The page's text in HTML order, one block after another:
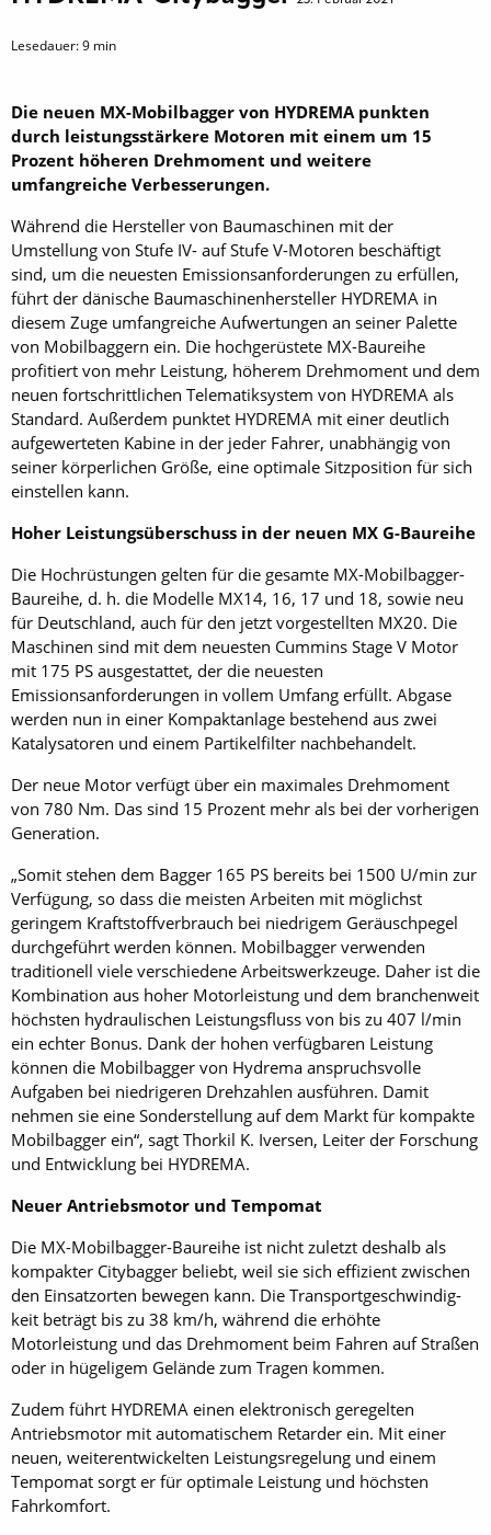
Lesedauer:9 min
Die neuen MX-Mobilbagger von HYDREMA punkten
durch leistungsstärkere Motoren mit einem um 15
Prozent höheren Drehmoment und weitere
umfangreiche Verbesserungen.
Während die Hersteller von Baumaschinen mit der
Umstellung von Stufe IV- auf Stufe V-Motoren beschäftigt
sind, um die neuesten Emissionsanforderungen zu erfüllen,
führt der dänische Baumaschinenhersteller HYDREMA in
diesem Zuge umfangreiche Aufwertungen an seiner Palette
von Mobilbaggern ein. Die hochgerüstete MX-Baureihe
profitiert von mehr Leistung, höherem Drehmoment und dem
neuen fortschrittlichen Telematiksystem von HYDREMA als
Standard. Außerdem punktet HYDREMA mit einer deutlich
aufgewerteten Kabine in der jeder Fahrer, unabhängig von
seiner körperlichen Größe, eine optimale Sitzposition für sich
einstellen kann.
Hoher Leistungsüberschuss in der neuen MX G-Baureihe
Die Hochrüstungen gelten für die gesamte MX-Mobilbagger-
Baureihe, d. h. die Modelle MX14, 16, 17 und 18, sowie neu
für Deutschland, auch für den jetzt vorgestellten MX20. Die
Maschinen sind mit dem neuesten Cummins Stage V Motor
mit 175 PS ausgestattet, der die neuesten
Emissionsanforderungen in vollem Umfang erfüllt. Abgase
werden nun in einer Kompaktanlage bestehend aus zwei
Katalysatoren und einem Partikelfilter nachbehandelt.
Der neue Motor verfügt über ein maximales Drehmoment
von 780 Nm. Das sind 15 Prozent mehr als bei der vorherigen
Generation.
„Somit stehen dem Bagger 165 PS bereits bei 1500 U/min zur
Verfügung, so dass die meisten Arbeiten mit möglichst
geringem Kraftstoffverbrauch bei niedrigem Geräuschpegel
durchgeführt werden können. Mobilbagger verwenden
traditionell viele verschiedene Arbeitswerkzeuge. Daher ist die
Kombination aus hoher Motorleistung und dem branchenweit
höchsten hydraulischen Leistungsfluss von bis zu 407 l/min
ein echter Bonus. Dank der hohen verfügbaren Leistung
können die Mobilbagger von Hydrema anspruchsvolle
Aufgaben bei niedrigeren Drehzahlen ausführen. Damit
nehmen sie eine Sonderstellung auf dem Markt für kompakte
Mobilbagger ein“, sagt Thorkil K. Iversen, Leiter der Forschung
und Entwicklung bei HYDREMA.
Neuer Antriebsmotor und Tempomat
Die MX-Mobilbagger-Baureihe ist nicht zuletzt deshalb als
kompakter Citybagger beliebt, weil sie sich effizient zwischen
den Einsatzorten bewegen kann. Die Transportgeschwindig-
keit beträgt bis zu 38 km/h, während die erhöhte
Motorleistung und das Drehmoment beim Fahren auf Straßen
oder in hügeligem Gelände zum Tragen kommen.
Zudem führt HYDREMA einen elektronisch geregelten
Antriebsmotor mit automatischem Retarder ein. Mit einer
neuen, weiterentwickelten Leistungsregelung und einem
Tempomat sorgt er für optimale Leistung und höchsten
Fahrkomfort.